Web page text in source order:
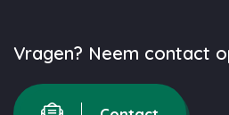
Vragen? Neem contact